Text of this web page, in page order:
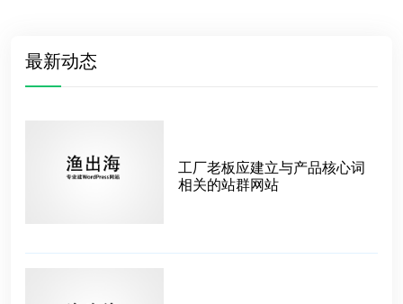
最新动态
工厂老板应建立与产品核心词
相关的站群网站